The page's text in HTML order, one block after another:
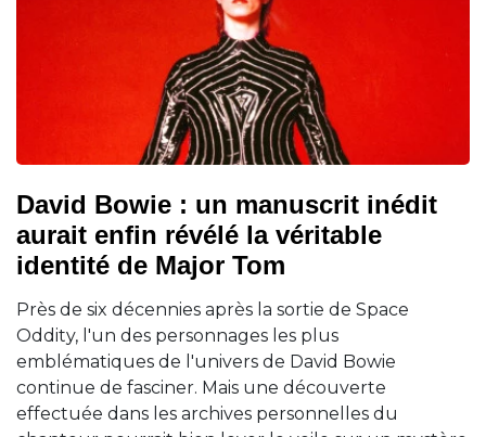
David Bowie : un manuscrit inédit
aurait enfin révélé la véritable
identité de Major Tom
Près de six décennies après la sortie de Space
Oddity, l'un des personnages les plus
emblématiques de l'univers de David Bowie
continue de fasciner. Mais une découverte
effectuée dans les archives personnelles du